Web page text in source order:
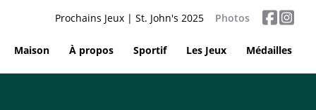
Prochains Jeux | St. John's 2025 Photos
Maison À propos Sportif Les Jeux Médailles